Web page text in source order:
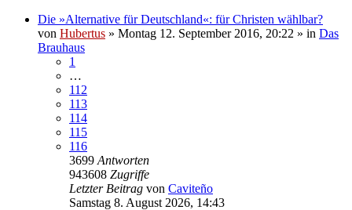
Die »Alternative für Deutschland«: für Christen wählbar?
von Hubertus » Montag 12. September 2016, 20:22 » in Das
Brauhaus
1
…
112
113
114
115
116
3699 Antworten
943608 Zugriffe
Letzter Beitrag von Caviteño
Samstag 8. August 2026, 14:43